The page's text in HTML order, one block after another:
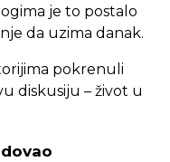
je to postalo
da uzima danak.
pokrenuli
diskusiju – život u